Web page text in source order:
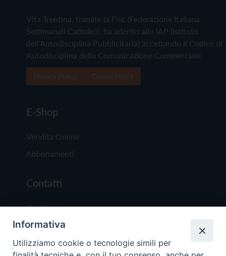
Vita Trentina, tramite la Fisc (Federazione Italiana
Settimanali Cattolici), ha aderito allo IAP (Istituto
dell'Autodisciplina Pubblicitaria) accettando il Codice di
Autodisciplina della Comunicazione Commerciale
E-Shop
Vendita Online
Abbonamenti
Contatti
Chi Siamo
Redazione
Scrivici
Informativa
Utilizziamo cookie o tecnologie simili per